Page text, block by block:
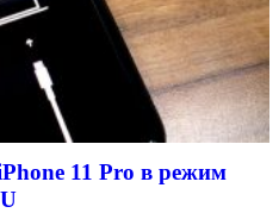
11 Pro в режим